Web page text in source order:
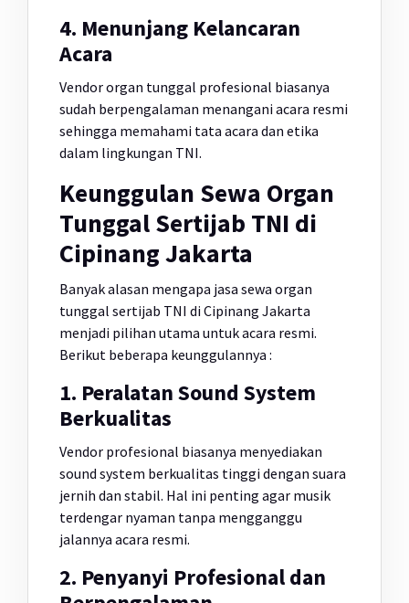
4. Menunjang Kelancaran
Acara
Vendor organ tunggal profesional biasanya
sudah berpengalaman menangani acara resmi
sehingga memahami tata acara dan etika
dalam lingkungan TNI.
Keunggulan Sewa Organ
Tunggal Sertijab TNI di
Cipinang Jakarta
Banyak alasan mengapa jasa sewa organ
tunggal sertijab TNI di Cipinang Jakarta
menjadi pilihan utama untuk acara resmi.
Berikut beberapa keunggulannya :
1. Peralatan Sound System
Berkualitas
Vendor profesional biasanya menyediakan
sound system berkualitas tinggi dengan suara
jernih dan stabil. Hal ini penting agar musik
terdengar nyaman tanpa mengganggu
jalannya acara resmi.
2. Penyanyi Profesional dan